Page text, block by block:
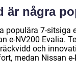
är några
populära 7-sitsiga
e-NV200 Evalia.
och
medan Nissan